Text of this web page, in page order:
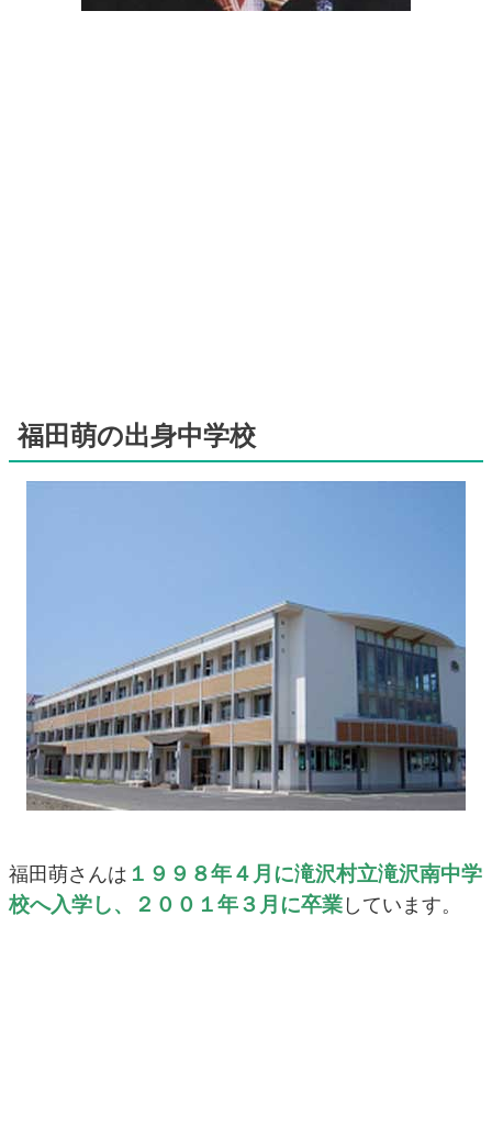
福田萌の出身中学校
福田萌さんは １９９８年４月に滝沢村立滝沢南中学
校へ入学し、２００１年３月に卒業 しています。